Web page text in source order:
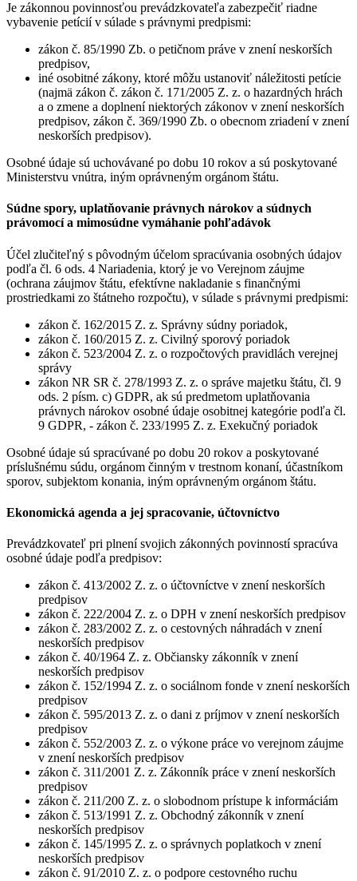
Je zákonnou povinnosťou prevádzkovateľa zabezpečiť riadne
vybavenie petícií v súlade s právnymi predpismi:
zákon č. 85/1990 Zb. o petičnom práve v znení neskorších
predpisov,
iné osobitné zákony, ktoré môžu ustanoviť náležitosti petície
(najmä zákon č. zákon č. 171/2005 Z. z. o hazardných hrách
a o zmene a doplnení niektorých zákonov v znení neskorších
predpisov, zákon č. 369/1990 Zb. o obecnom zriadení v znení
neskorších predpisov).
Osobné údaje sú uchovávané po dobu 10 rokov a sú poskytované
Ministerstvu vnútra, iným oprávneným orgánom štátu.
Súdne spory, uplatňovanie právnych nárokov a súdnych
právomocí a mimosúdne vymáhanie pohľadávok
Účel zlučiteľný s pôvodným účelom spracúvania osobných údajov
podľa čl. 6 ods. 4 Nariadenia, ktorý je vo Verejnom záujme
(ochrana záujmov štátu, efektívne nakladanie s finančnými
prostriedkami zo štátneho rozpočtu), v súlade s právnymi predpismi:
zákon č. 162/2015 Z. z. Správny súdny poriadok,
zákon č. 160/2015 Z. z. Civilný sporový poriadok
zákon č. 523/2004 Z. z. o rozpočtových pravidlách verejnej
správy
zákon NR SR č. 278/1993 Z. z. o správe majetku štátu, čl. 9
ods. 2 písm. c) GDPR, ak sú predmetom uplatňovania
právnych nárokov osobné údaje osobitnej kategórie podľa čl.
9 GDPR, - zákon č. 233/1995 Z. z. Exekučný poriadok
Osobné údaje sú spracúvané po dobu 20 rokov a poskytované
príslušnému súdu, orgánom činným v trestnom konaní, účastníkom
sporov, subjektom konania, iným oprávneným orgánom štátu.
Ekonomická agenda a jej spracovanie, účtovníctvo
Prevádzkovateľ pri plnení svojich zákonných povinností spracúva
osobné údaje podľa predpisov:
zákon č. 413/2002 Z. z. o účtovníctve v znení neskorších
predpisov
zákon č. 222/2004 Z. z. o DPH v znení neskorších predpisov
zákon č. 283/2002 Z. z. o cestovných náhradách v znení
neskorších predpisov
zákon č. 40/1964 Z. z. Občiansky zákonník v znení
neskorších predpisov
zákon č. 152/1994 Z. z. o sociálnom fonde v znení neskorších
predpisov
zákon č. 595/2013 Z. z. o dani z príjmov v znení neskorších
predpisov
zákon č. 552/2003 Z. z. o výkone práce vo verejnom záujme
v znení neskorších predpisov
zákon č. 311/2001 Z. z. Zákonník práce v znení neskorších
predpisov
zákon č. 211/200 Z. z. o slobodnom prístupe k informáciám
zákon č. 513/1991 Z. z. Obchodný zákonník v znení
neskorších predpisov
zákon č. 145/1995 Z. z. o správnych poplatkoch v znení
neskorších predpisov
zákon č. 91/2010 Z. z. o podpore cestovného ruchu